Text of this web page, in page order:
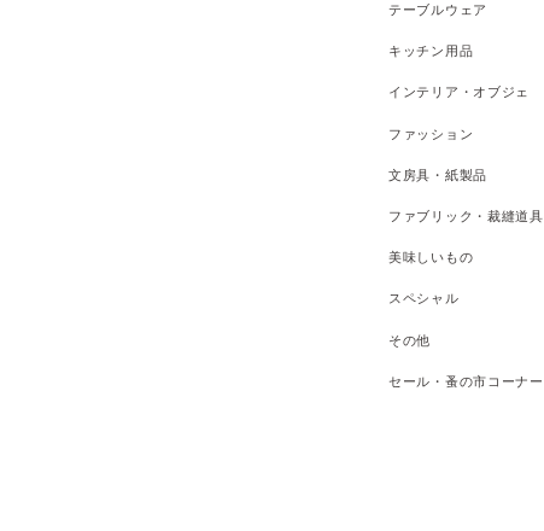
テーブルウェア
キッチン用品
インテリア・オブジェ
ファッション
文房具・紙製品
ファブリック・裁縫道具
美味しいもの
スペシャル
その他
セール・蚤の市コーナー